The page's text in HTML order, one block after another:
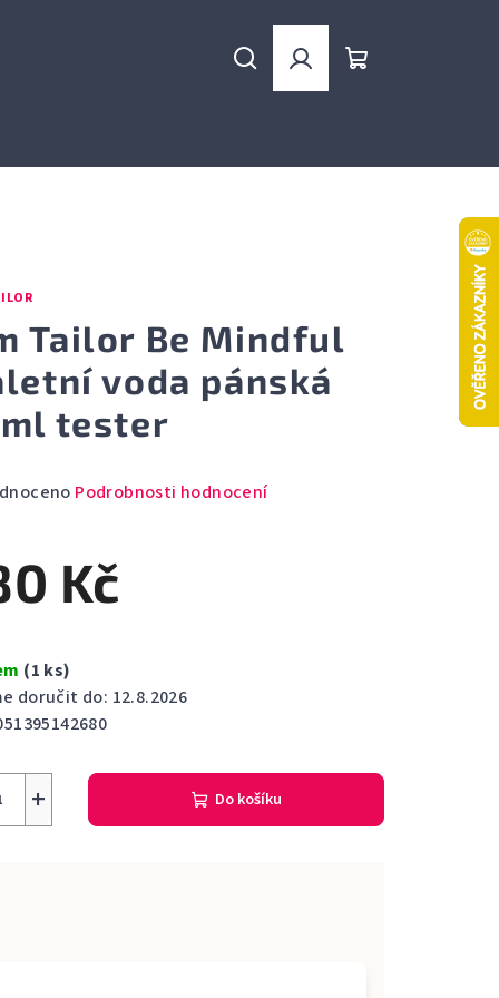
HledatPřihlášení
Tailor Be Mindful
voda pánská
tester
Podrobnosti hodnocení
Kč
(1 ks)
doručit do: 12.8.2026
+ Do košíku